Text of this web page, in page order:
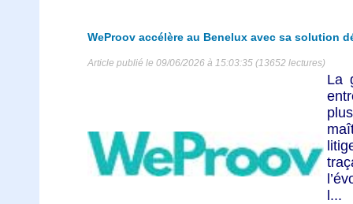
WeProov accélère au Benelux avec sa solution
Article publié le 09/06/2026 à 15:03:35 (13652 lectures)
La
l...